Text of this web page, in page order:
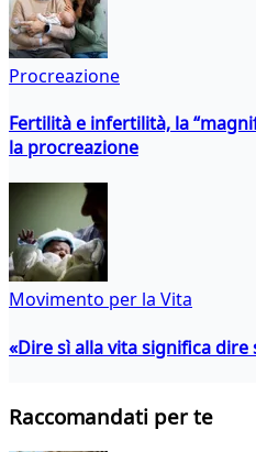
Procreazione
Fertilità e infertilità, la
la procreazione
Movimento per la Vita
«Dire sì alla vita significa dire
Raccomandati per te